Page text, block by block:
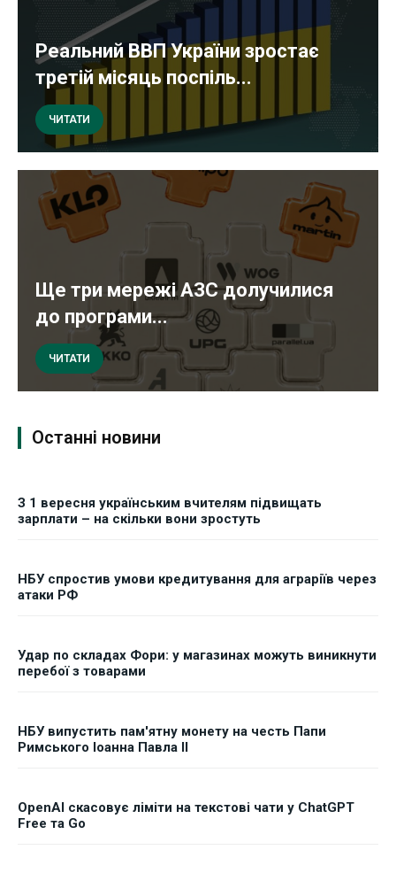
Реальний ВВП України зростає
третій місяць поспіль...
ЧИТАТИ
Ще три мережі АЗС долучилися
до програми...
ЧИТАТИ
Останні новини
З 1 вересня українським вчителям підвищать
зарплати – на скільки вони зростуть
НБУ спростив умови кредитування для аграріїв через
атаки РФ
Удар по складах Фори: у магазинах можуть виникнути
перебої з товарами
НБУ випустить пам'ятну монету на честь Папи
Римського Іоанна Павла II
OpenAI скасовує ліміти на текстові чати у ChatGPT
Free та Go